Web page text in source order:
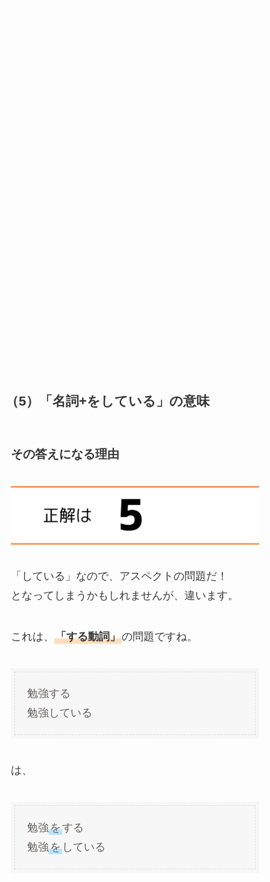
（5）「名詞+をしている」の意味
その答えになる理由
「している」なので、アスペクトの問題だ！
となってしまうかもしれませんが、違います。
これは、 「する動詞」の問題ですね。
勉強する
勉強している
は、
勉強をする
勉強をしている